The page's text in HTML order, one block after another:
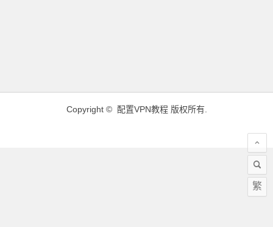
Copyright © 配置VPN教程版权所有.
繁